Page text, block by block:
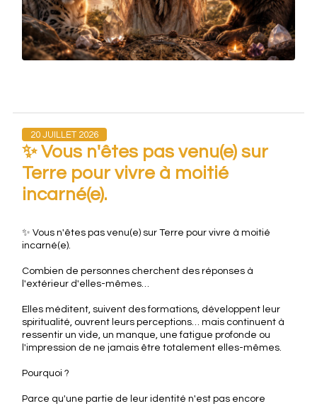
20 JUILLET 2026
✨ Vous n'êtes pas venu(e) sur
Terre pour vivre à moitié
incarné(e).
✨ Vous n'êtes pas venu(e) sur Terre pour vivre à moitié
incarné(e).
Combien de personnes cherchent des réponses à
l'extérieur d'elles-mêmes…
Elles méditent, suivent des formations, développent leur
spiritualité, ouvrent leurs perceptions… mais continuent à
ressentir un vide, un manque, une fatigue profonde ou
l'impression de ne jamais être totalement elles-mêmes.
Pourquoi ?
Parce qu'une partie de leur identité n'est pas encore